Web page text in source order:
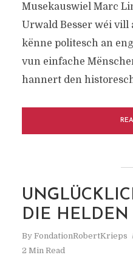
Musekauswiel Marc
Urwald Besser wéi vill
kënne politesch an
vun einfache
hannert den
DIE HELDEN
By FondationRobertKrieps
2 Min Read